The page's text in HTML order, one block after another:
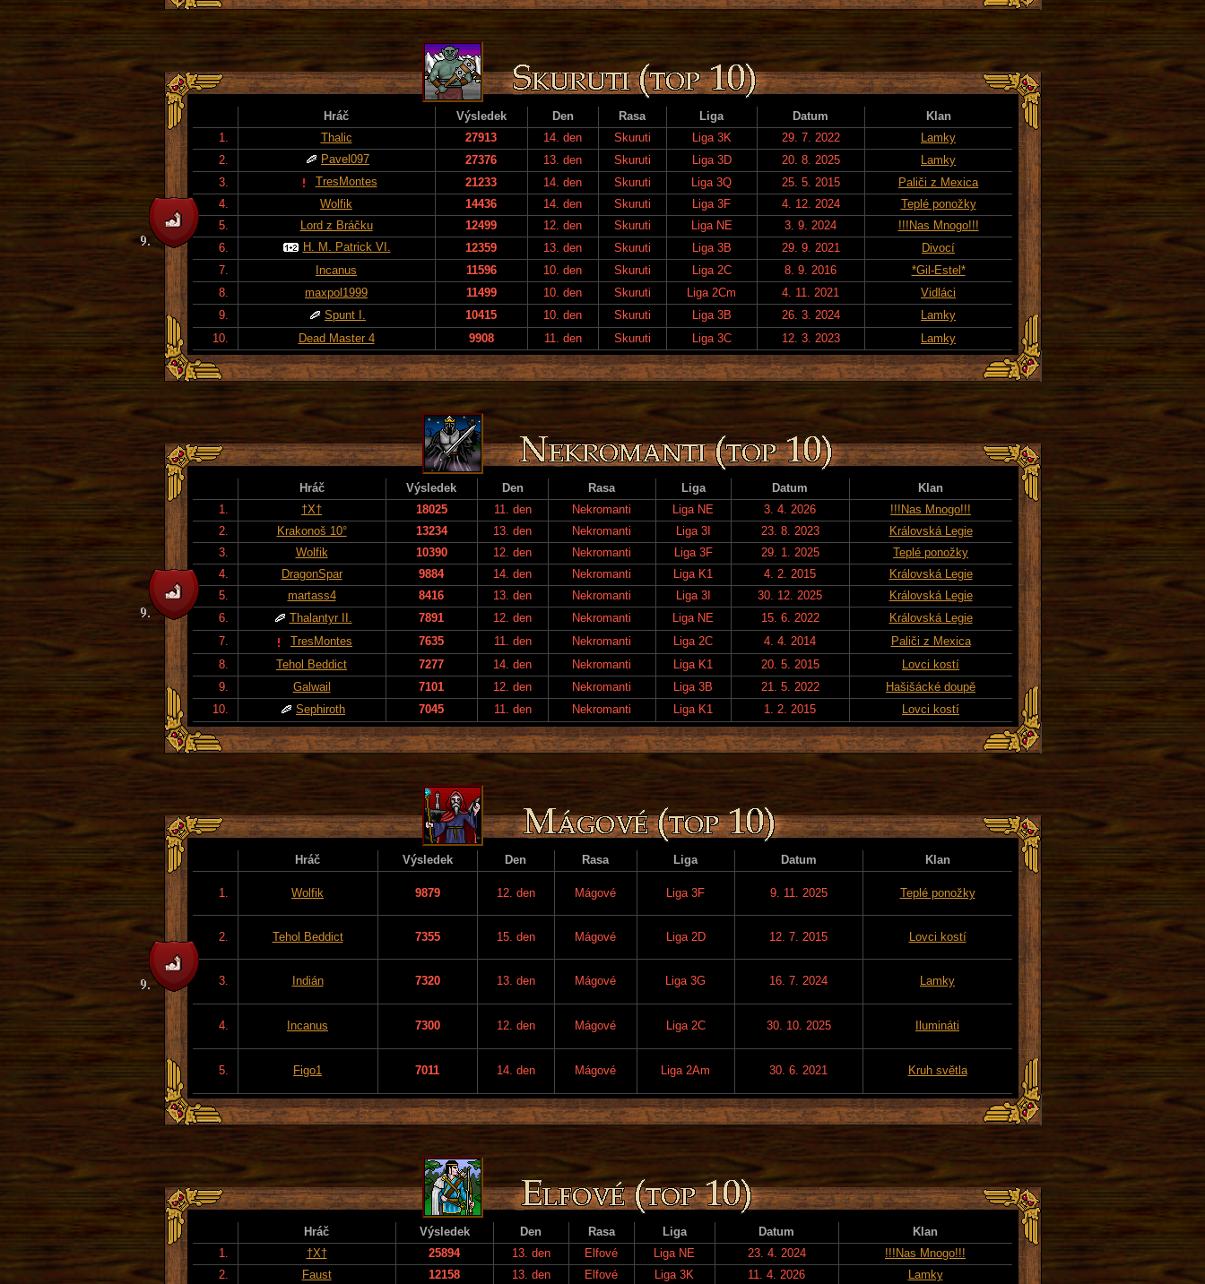
Hráč Výsledek Den Rasa Liga Datum
Klan
1.
Thalic 27913 14. den Skuruti Liga 3K 29. 7. 2022
Lamky
2.
Pavel097 27376 13. den Skuruti Liga 3D 20. 8. 2025
Lamky
3.
TresMontes 21233 14. den Skuruti Liga 3Q 25. 5. 2015
Paliči z Mexica
4.
Wolfik 14436 14. den Skuruti Liga 3F 4. 12. 2024
Teplé ponožky
5.
Lord z Bráčku 12499 12. den Skuruti Liga NE 3. 9. 2024
!!!Nas Mnogo!!!
6.
H. M. Patrick VI. 12359 13. den Skuruti Liga 3B 29. 9. 2021
Divocí
7.
Incanus 11596 10. den Skuruti Liga 2C 8. 9. 2016
*Gil-Estel*
8.
maxpol1999 11499 10. den Skuruti Liga 2Cm 4. 11. 2021
Vidláci
9.
Spunt I. 10415 10. den Skuruti Liga 3B 26. 3. 2024
Lamky
10.
Dead Master 4 9908 11. den Skuruti Liga 3C 12. 3. 2023 Lamky
Hráč Výsledek Den Rasa Liga Datum
Klan
1.
†X† 18025 11. den Nekromanti Liga NE 3. 4. 2026
!!!Nas Mnogo!!!
2.
Krakonoš 10° 13234 13. den Nekromanti Liga 3I 23. 8. 2023
Královská Legie
3.
Wolfik 10390 12. den Nekromanti Liga 3F 29. 1. 2025
Teplé ponožky
4.
DragonSpar 9884 14. den Nekromanti Liga K1 4. 2. 2015
Královská Legie
5.
martass4 8416 13. den Nekromanti Liga 3I 30. 12. 2025
Královská Legie
6.
Thalantyr II. 7891 12. den Nekromanti Liga NE 15. 6. 2022
Královská Legie
7.
TresMontes 7635 11. den Nekromanti Liga 2C 4. 4. 2014
Paliči z Mexica
8.
Tehol Beddict 7277 14. den Nekromanti Liga K1 20. 5. 2015
Lovci kostí
9.
Galwail 7101 12. den Nekromanti Liga 3B 21. 5. 2022
Hašišácké doupě
10.
Sephiroth 7045 11. den Nekromanti Liga K1 1. 2. 2015 Lovci kostí
Hráč Výsledek Den Rasa Liga Datum Klan
1. Wolfik 9879 12. den Mágové Liga 3F 9. 11. 2025 Teplé ponožky
2. Tehol Beddict 7355 15. den Mágové Liga 2D 12. 7. 2015 Lovci kostí
3. Indián 7320 13. den Mágové Liga 3G 16. 7. 2024 Lamky
4. Incanus 7300 12. den Mágové Liga 2C 30. 10. 2025 Ilumináti
5. Figo1 7011 14. den Mágové Liga 2Am 30. 6. 2021 Kruh světla
Hráč Výsledek Den Rasa Liga Datum
Klan
1.
†X† 25894 13. den Elfové Liga NE 23. 4. 2024
!!!Nas Mnogo!!!
2.
Faust 12158 13. den Elfové Liga 3K 11. 4. 2026 Lamky